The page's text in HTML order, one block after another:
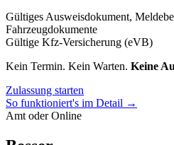
Gültiges Ausweisdokument,
Fahrzeugdokumente
Gültige Kfz-Versicherung (eVB)
Kein Termin. Kein Warten. Keine
Zulassung starten
So funktioniert's im Detail →
Amt oder Online